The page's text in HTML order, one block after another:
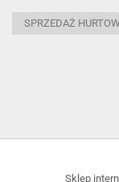
SPRZEDAŻ
Sklep